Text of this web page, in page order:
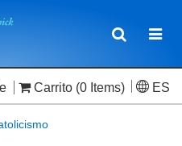
Toggle
Carrito (0 Items) ES